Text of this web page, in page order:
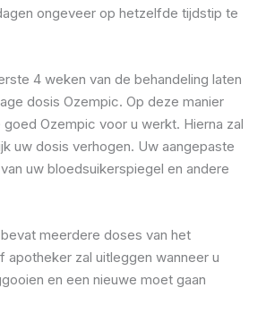
ongeveer op hetzelfde tijdstip te
4 weken van de behandeling laten
dosis Ozempic. Op deze manier
goed Ozempic voor u werkt. Hierna zal
uw dosis verhogen. Uw aangepaste
uw bloedsuikerspiegel en andere
meerdere doses van het
apotheker zal uitleggen wanneer u
en een nieuwe moet gaan